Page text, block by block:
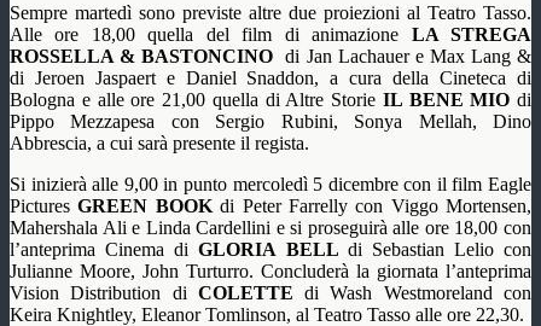
Sempre martedì sono previste altre due proiezioni al Teatro Tasso.
Alle ore 18,00 quella del film di animazione LA STREGA
ROSSELLA & BASTONCINOdi Jan Lachauer e Max Lang &
di Jeroen Jaspaert e Daniel Snaddon, a cura della Cineteca di
Bologna e alle ore 21,00 quella di Altre Storie IL BENE MIO di
Pippo Mezzapesa con Sergio Rubini, Sonya Mellah, Dino
Abbrescia, a cui sarà presente il regista.
Si inizierà alle 9,00 in punto mercoledì 5 dicembre con il film Eagle
PicturesGREEN BOOKdi Peter Farrelly con Viggo Mortensen,
Mahershala Ali e Linda Cardellini e si proseguirà alle ore 18,00 con
l’anteprima Cinema diGLORIA BELL di Sebastian Lelio con
Julianne Moore, John Turturro. Concluderà la giornata l’anteprima
Vision Distribution di COLETTEdi Wash Westmoreland con
Keira Knightley, Eleanor Tomlinson, al Teatro Tasso alle ore 22,30.